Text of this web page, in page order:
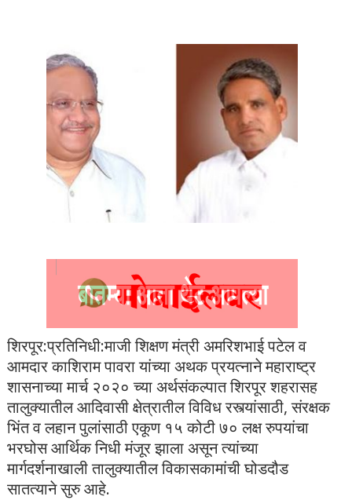
शिरपूर:प्रतिनिधी:माजी शिक्षण मंत्री अमरिशभाई पटेल व
आमदार काशिराम पावरा यांच्या अथक प्रयत्नाने महाराष्ट्र
शासनाच्या मार्च २०२० च्या अर्थसंकल्पात शिरपूर शहरासह
तालुक्यातील आदिवासी क्षेत्रातील विविध रस्त्यांसाठी, संरक्षक
भिंत व लहान पुलांसाठी एकूण १५ कोटी ७० लक्ष रुपयांचा
भरघोस आर्थिक निधी मंजूर झाला असून त्यांच्या
मार्गदर्शनाखाली तालुक्यातील विकासकामांची घोडदौड
सातत्याने सुरु आहे.